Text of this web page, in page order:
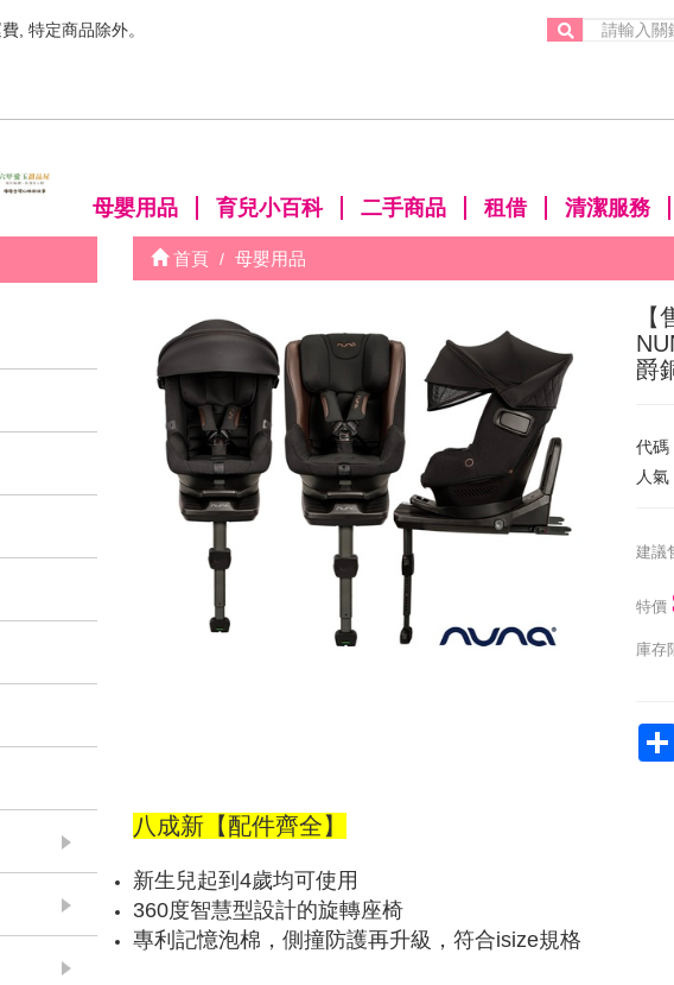
, 特定商品除外。
母嬰用品 育兒小百科 二手商品 租借 清潔服務
首頁 母嬰用品
爵
代碼
人氣
建議
特價
庫存
八成新【配件齊全】
新生兒起到4歲均可使用
360度智慧型設計的旋轉座椅
專利記憶泡棉，側撞防護再升級，符合isize規格